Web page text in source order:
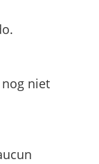
niet